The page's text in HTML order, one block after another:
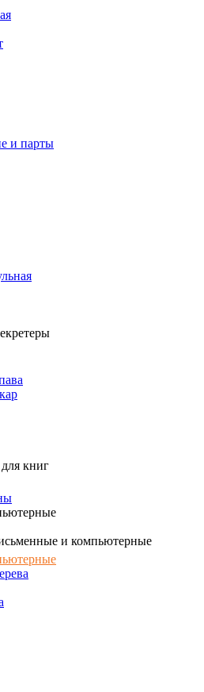
и парты
книг
и компьютерные